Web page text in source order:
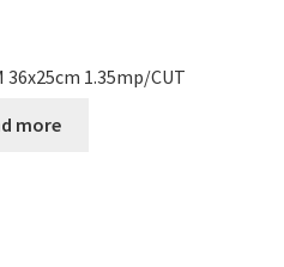
36x25cm 1.35mp/CUT
more